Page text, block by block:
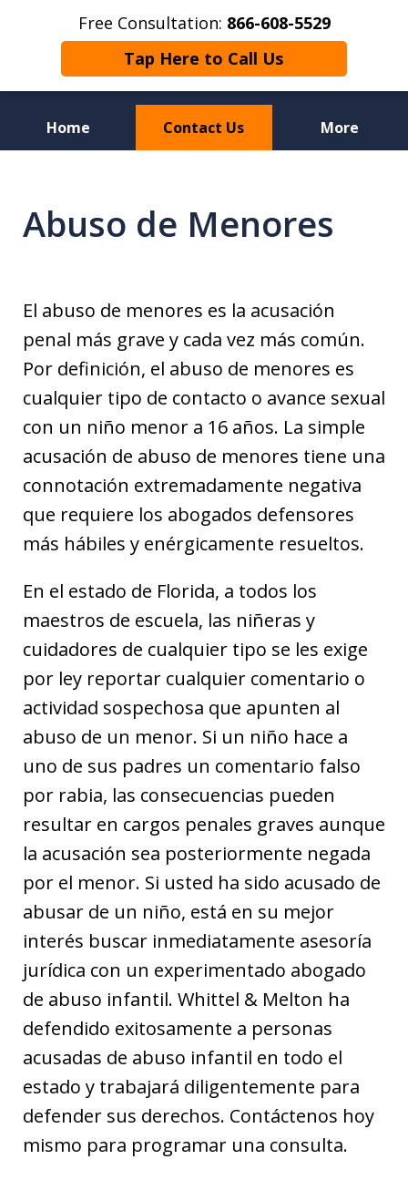
Free Consultation: 866-608-5529
Tap Here to Call Us
Home Contact Us More
Defense Attorneys
Abuso de Menores
El abuso de menores es la acusación
penal más grave y cada vez más común.
Por definición, el abuso de menores es
cualquier tipo de contacto o avance sexual
con un niño menor a 16 años. La simple
acusación de abuso de menores tiene una
connotación extremadamente negativa
que requiere los abogados defensores
más hábiles y enérgicamente resueltos.
En el estado de Florida, a todos los
maestros de escuela, las niñeras y
cuidadores de cualquier tipo se les exige
por ley reportar cualquier comentario o
actividad sospechosa que apunten al
abuso de un menor. Si un niño hace a
uno de sus padres un comentario falso
por rabia, las consecuencias pueden
resultar en cargos penales graves aunque
la acusación sea posteriormente negada
por el menor. Si usted ha sido acusado de
abusar de un niño, está en su mejor
interés buscar inmediatamente asesoría
jurídica con un experimentado abogado
de abuso infantil. Whittel & Melton ha
defendido exitosamente a personas
acusadas de abuso infantil en todo el
estado y trabajará diligentemente para
defender sus derechos. Contáctenos hoy
mismo para programar una consulta.